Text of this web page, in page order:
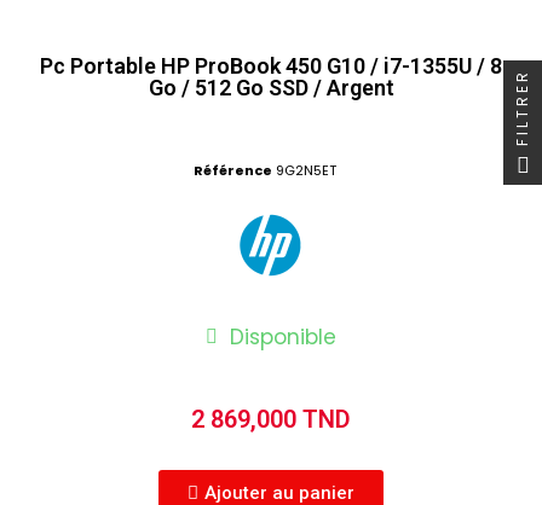
Pc Portable HP ProBook 450 G10 / i7-1355U / 8
Go / 512 Go SSD / Argent
Référence 9G2N5ET
Disponible
2 869,000 TND
Ajouter au panier
FILTRER